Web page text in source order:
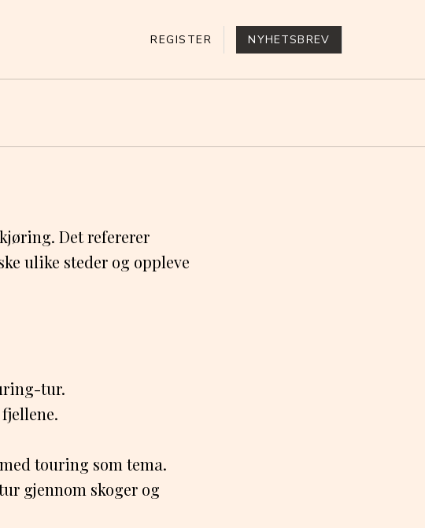
REGISTER NYHETSBREV
Det refererer
ulike steder og oppleve
tur.
touring som tema.
gjennom skoger og